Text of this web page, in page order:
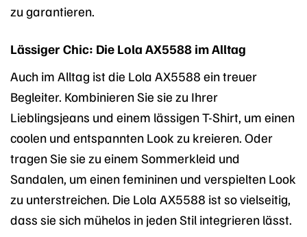
zu garantieren.
Lässiger Chic: Die Lola AX5588 im Alltag
Auch im Alltag ist die Lola AX5588 ein treuer
Begleiter. Kombinieren Sie sie zu Ihrer
Lieblingsjeans und einem lässigen T-Shirt, um einen
coolen und entspannten Look zu kreieren. Oder
tragen Sie sie zu einem Sommerkleid und
Sandalen, um einen femininen und verspielten Look
zu unterstreichen. Die Lola AX5588 ist so vielseitig,
dass sie sich mühelos in jeden Stil integrieren lässt.